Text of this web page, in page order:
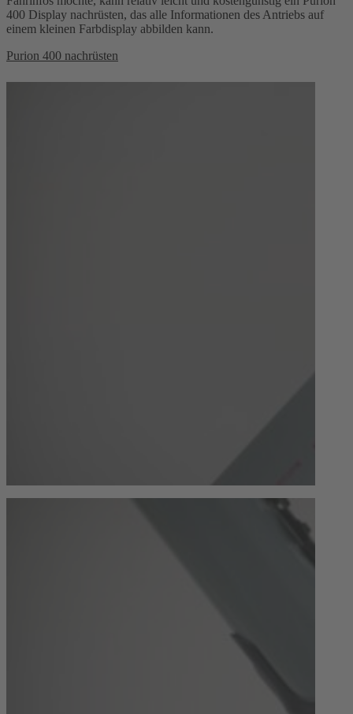
400 Display nachrüsten, das alle Informationen des Antriebs auf
einem kleinen Farbdisplay abbilden kann.
Purion 400 nachrüsten